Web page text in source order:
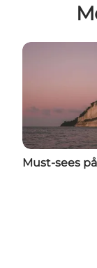
Must-sees